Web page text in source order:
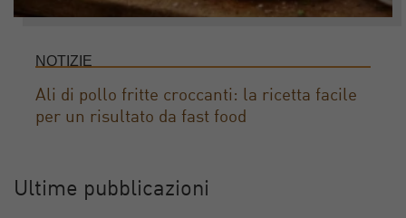
NOTIZIE
Ali di pollo fritte croccanti: la ricetta facile
per un risultato da fast food
Ultime pubblicazioni